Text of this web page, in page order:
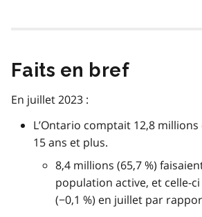
Faits en bref
En juillet 2023 :
L’Ontario comptait 12,8
15 ans et plus.
8,4 millions (65,7 %)
population active, et celle-ci
(−0,1 %) en juillet par